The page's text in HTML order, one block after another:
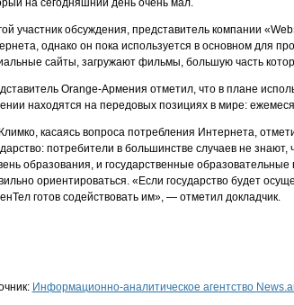
участник обсуждения, представитель компании
однако он пока используется в основном для
сайты, загружают фильмы, большую часть
Orange-Армения отметил, что в плане
находятся на передовых позициях в мире:
касаясь вопроса потребления Интернета,
потребители в большинстве случаев не
образования, и государственные
ориентироваться. «Если государство будет
готов содействовать им», — отметил докладчик.
Информационно-аналитическое агентство